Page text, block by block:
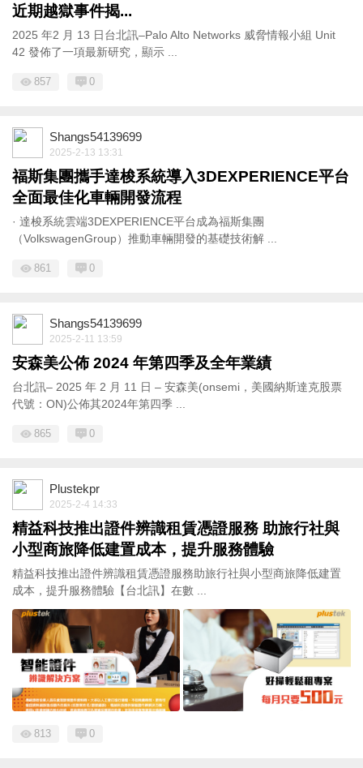
近期越獄事件揭...
2025 年2 月 13 日台北訊–Palo Alto Networks 威脅情報小組 Unit
42 發佈了一項最新研究，顯示 ...
857 0
Shangs54139699
2025-2-13 13:31
福斯集團攜手達梭系統導入3DEXPERIENCE平台
全面最佳化車輛開發流程
· 達梭系統雲端3DEXPERIENCE平台成為福斯集團
（VolkswagenGroup）推動車輛開發的基礎技術解 ...
861 0
Shangs54139699
2025-2-11 13:59
安森美公佈 2024 年第四季及全年業績
台北訊– 2025 年 2 月 11 日 – 安森美(onsemi，美國納斯達克股票
代號：ON)公佈其2024年第四季 ...
865 0
Plustekpr
2025-2-4 14:33
精益科技推出證件辨識租賃憑證服務 助旅行社與
小型商旅降低建置成本，提升服務體驗
精益科技推出證件辨識租賃憑證服務助旅行社與小型商旅降低建置
成本，提升服務體驗【台北訊】在數 ...
813 0